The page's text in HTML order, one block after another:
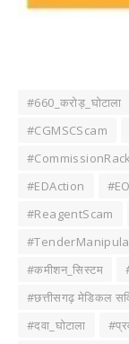
#660_करोड़_घोटाला
#CGMSCScam
#EDAction
#ReagentScam
#कमीशन_सिस्टम
#छत्तीसगढ़ मेडिकल
#दवा_घोटाला